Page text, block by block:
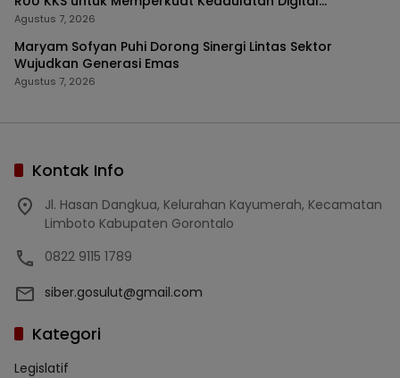
Indonesia
Agustus 7, 2026
Maryam Sofyan Puhi Dorong Sinergi Lintas Sektor
Wujudkan Generasi Emas
Agustus 7, 2026
Kontak Info
Jl. Hasan Dangkua, Kelurahan Kayumerah, Kecamatan
Limboto Kabupaten Gorontalo
0822 9115 1789
siber.gosulut@gmail.com
Kategori
Legislatif